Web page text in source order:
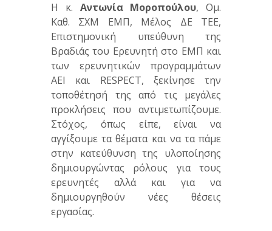
Η κ. Αντωνία Μοροπούλου, Ομ.
Καθ. ΣΧΜ ΕΜΠ, Μέλος ΔΕ ΤΕΕ,
Επιστημονική υπεύθυνη της
Βραδιάς του Ερευνητή στο ΕΜΠ και
των ερευνητικών προγραμμάτων
ΑΕΙ και RESPECT, ξεκίνησε την
τοποθέτησή της από τις μεγάλες
προκλήσεις που αντιμετωπίζουμε.
Στόχος, όπως είπε, είναι να
αγγίξουμε τα θέματα και να τα πάμε
στην κατεύθυνση της υλοποίησης
δημιουργώντας ρόλους για τους
ερευνητές αλλά και για να
δημιουργηθούν νέες θέσεις
εργασίας.